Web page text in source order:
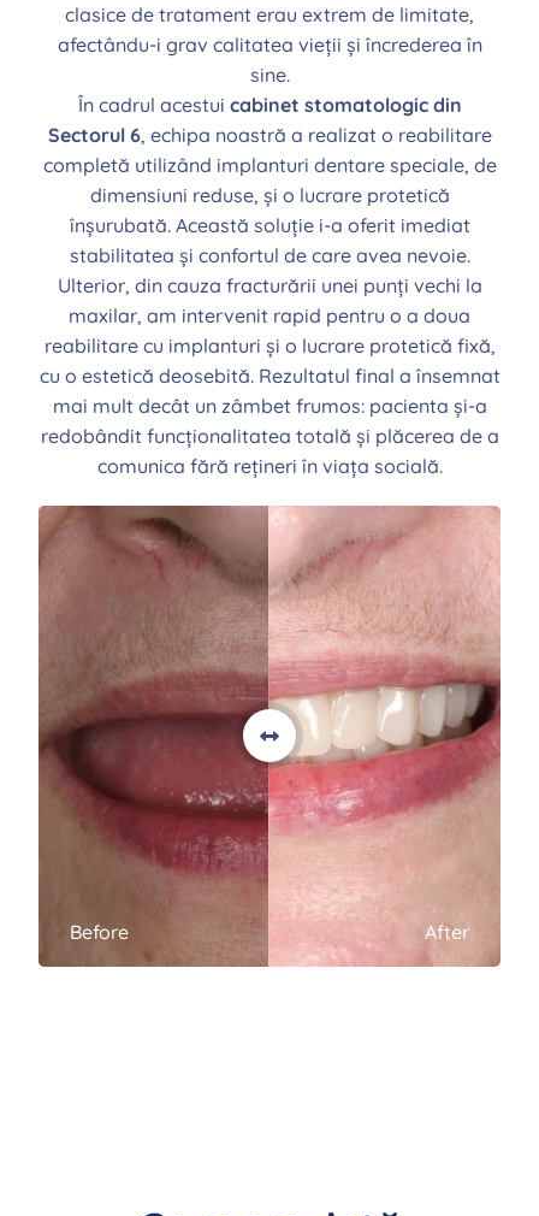
After
Before
clasice de tratament erau extrem de limitate,
afectându-i grav calitatea vieții și încrederea în
sine.
În cadrul acestui cabinet stomatologic din
Sectorul 6, echipa noastră a realizat o reabilitare
completă utilizând implanturi dentare speciale, de
dimensiuni reduse, și o lucrare protetică
înșurubată. Această soluție i-a oferit imediat
stabilitatea și confortul de care avea nevoie.
Ulterior, din cauza fracturării unei punți vechi la
maxilar, am intervenit rapid pentru o a doua
reabilitare cu implanturi și o lucrare protetică fixă,
cu o estetică deosebită. Rezultatul final a însemnat
mai mult decât un zâmbet frumos: pacienta și-a
redobândit funcționalitatea totală și plăcerea de a
comunica fără rețineri în viața socială.